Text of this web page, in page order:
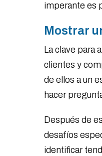
imperante es
Mostrar
La clave para
clientes y
de ellos a un
hacer
Después de
desafíos
identificar